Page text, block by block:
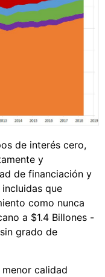
de interés cero,
y
de financiación y
que
como nunca
a $1.4 Billones -
grado de
calidad